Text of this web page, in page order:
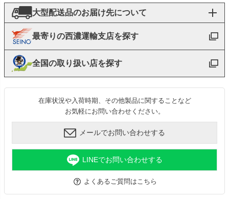
大型配送品のお届け先について
最寄りの西濃運輸支店を探す
全国の取り扱い店を探す
在庫状況や入荷時期、その他製品に関することなど
お気軽にお問い合わせください。
メールでお問い合わせする
LINEでお問い合わせする
よくあるご質問はこちら